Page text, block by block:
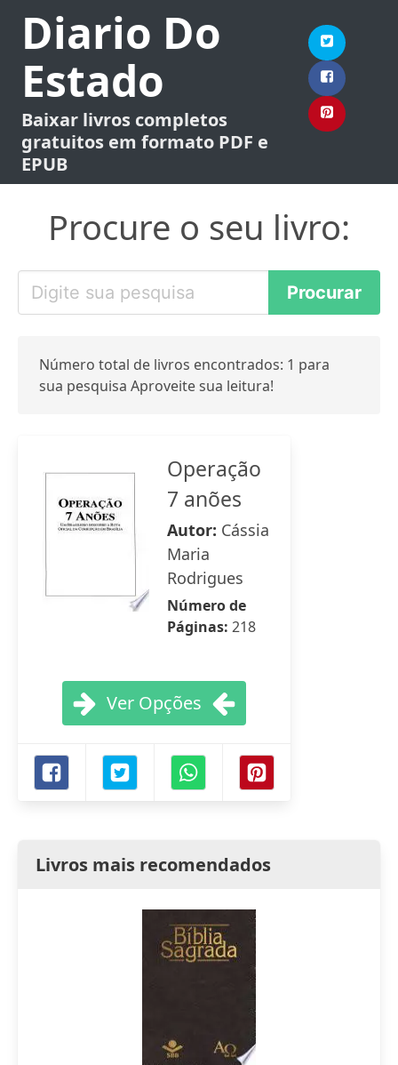
Diario Do
Estado
Baixar livros completos
gratuitos em formato PDF e
EPUB
Procure o seu livro:
Número total de livros encontrados: 1 para
sua pesquisa Aproveite sua leitura!
Operação
7 anões
Autor: Cássia
Maria
Rodrigues
Número de
Páginas: 218
Ver Opções
Livros mais recomendados